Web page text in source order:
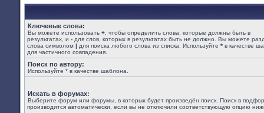
Ключевые слова:
Вы можете использовать + , чтобы определить слова, которые должны быть в
результатах, и - для слов, которых в результатах быть не должно. Вы можете
слова символом | для поиска любого слова из списка. Используйте * в качестве
для частичного совпадения.
Поиск по автору:
Используйте * в качестве шаблона.
Искать в форумах:
Выберите форум или форумы, в которых будет произведён поиск. Поиск в
производится автоматически, если вы не отключили соответствующую опцию